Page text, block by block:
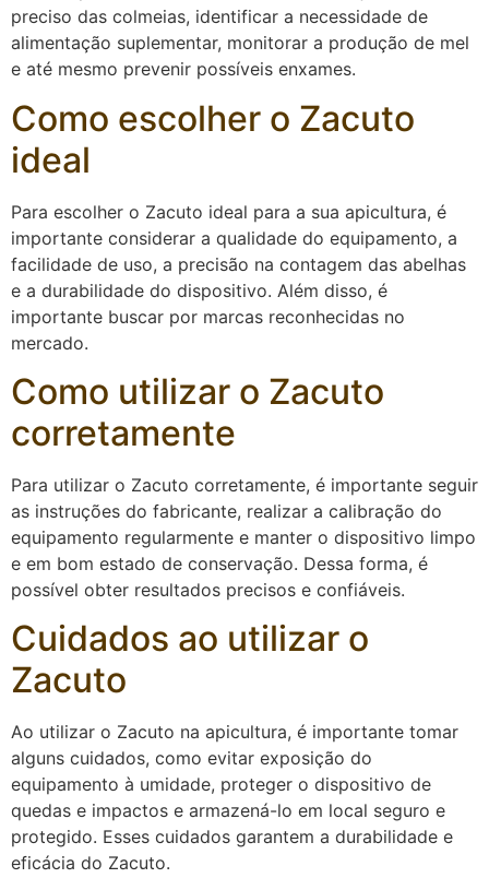
preciso das colmeias, identificar a necessidade de
alimentação suplementar, monitorar a produção de mel
e até mesmo prevenir possíveis enxames.
Como escolher o Zacuto
ideal
Para escolher o Zacuto ideal para a sua apicultura, é
importante considerar a qualidade do equipamento, a
facilidade de uso, a precisão na contagem das abelhas
e a durabilidade do dispositivo. Além disso, é
importante buscar por marcas reconhecidas no
mercado.
Como utilizar o Zacuto
corretamente
Para utilizar o Zacuto corretamente, é importante seguir
as instruções do fabricante, realizar a calibração do
equipamento regularmente e manter o dispositivo limpo
e em bom estado de conservação. Dessa forma, é
possível obter resultados precisos e confiáveis.
Cuidados ao utilizar o
Zacuto
Ao utilizar o Zacuto na apicultura, é importante tomar
alguns cuidados, como evitar exposição do
equipamento à umidade, proteger o dispositivo de
quedas e impactos e armazená-lo em local seguro e
protegido. Esses cuidados garantem a durabilidade e
eficácia do Zacuto.